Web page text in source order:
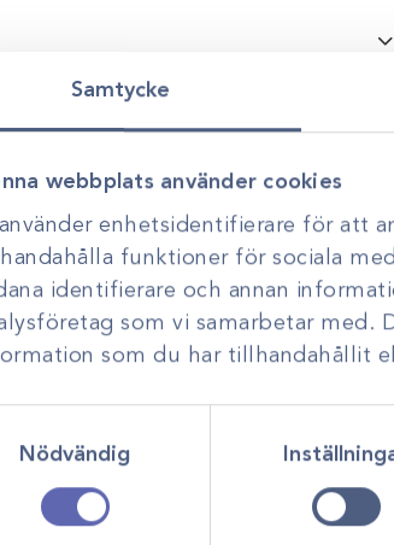
Samtycke
webbplats använder cookies
enhetsidentifierare för att
funktioner för sociala
identifierare och annan
som vi samarbetar med.
som du har tillhandahållit
Nödvändig
skrivyta, Oslipade med skrivyta /50st, Täckglas